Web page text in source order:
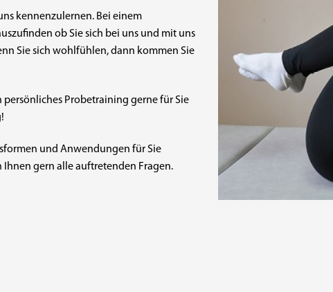
kennenzulernen. Bei einem
ob Sie sich bei uns und mit uns
Sie sich wohlfühlen, dann kommen Sie
persönliches Probetraining gerne für Sie
und Anwendungen für Sie
gern alle auftretenden Fragen.